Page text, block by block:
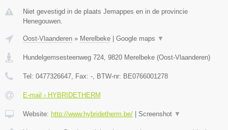
Niet gevestigd in de plaats Jemappes en in de provincie
Henegouwen.
Oost-Vlaanderen » Merelbeke Google maps ▼
Hundelgemsesteenweg 724, 9820 Merelbeke (Oost-Vlaanderen)
Tel: 0477326647, Fax: -, BTW-nr: BE0766001278
E-mail › HYBRIDETHERM
Website: http://www.hybridetherm.be/ Screenshot ▼